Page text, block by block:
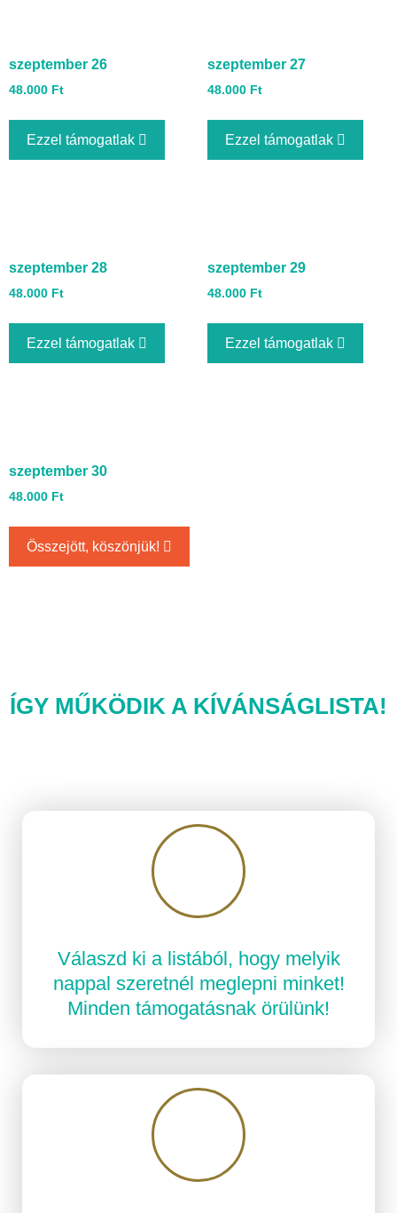
szeptember 26
48.000 Ft
Ezzel támogatlak
szeptember 27
48.000 Ft
Ezzel támogatlak
szeptember 28
48.000 Ft
Ezzel támogatlak
szeptember 29
48.000 Ft
Ezzel támogatlak
szeptember 30
48.000 Ft
Összejött, köszönjük!
ÍGY MŰKÖDIK A KÍVÁNSÁGLISTA!
Válaszd ki a listából, hogy melyik
nappal szeretnél meglepni minket!
Minden támogatásnak örülünk!